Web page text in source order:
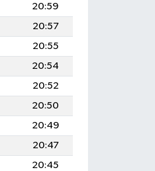
20:59
20:57
20:55
20:54
20:52
20:50
20:49
20:47
20:45